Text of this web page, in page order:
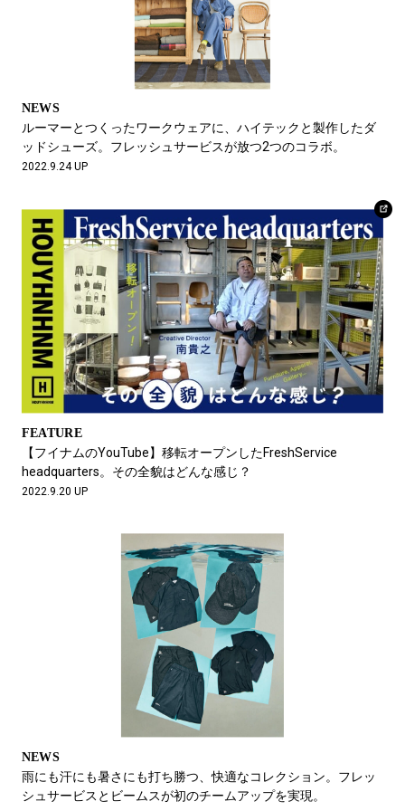
NEWS
ルーマーとつくったワークウェアに、ハイテックと製作したダ
ッドシューズ。フレッシュサービスが放つ2つのコラボ。
2022.9.24 UP
FEATURE
【フイナムのYouTube】移転オープンしたFreshService
headquarters。その全貌はどんな感じ？
2022.9.20 UP
NEWS
雨にも汗にも暑さにも打ち勝つ、快適なコレクション。フレッ
シュサービスとビームスが初のチームアップを実現。